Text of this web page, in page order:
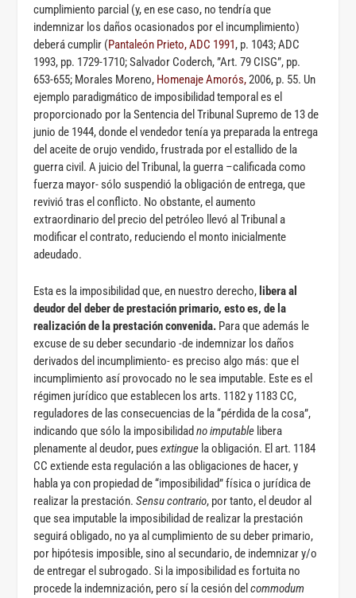
cumplimiento parcial (y, en ese caso, no tendría que
indemnizar los daños ocasionados por el incumplimiento)
deberá cumplir (Pantaleón Prieto, ADC 1991, p. 1043; ADC
1993, pp. 1729-1710; Salvador Coderch, ”Art. 79 CISG”, pp.
653-655; Morales Moreno, Homenaje Amorós,2006, p. 55. Un
ejemplo paradigmático de imposibilidad temporal es el
proporcionado por la Sentencia del Tribunal Supremo de 13 de
junio de 1944, donde el vendedor tenía ya preparada la entrega
del aceite de orujo vendido, frustrada por el estallido de la
guerra civil. A juicio del Tribunal, la guerra –calificada como
fuerza mayor- sólo suspendió la obligación de entrega, que
revivió tras el conflicto. No obstante, el aumento
extraordinario del precio del petróleo llevó al Tribunal a
modificar el contrato, reduciendo el monto inicialmente
adeudado.
Esta es la imposibilidad que, en nuestro derecho, libera al
deudor del deber de prestación primario, esto es, de la
realización de la prestación convenida. Para que además le
excuse de su deber secundario -de indemnizar los daños
derivados del incumplimiento- es preciso algo más: que el
incumplimiento así provocado no le sea imputable. Este es el
régimen jurídico que establecen los arts. 1182 y 1183 CC,
reguladores de las consecuencias de la “pérdida de la cosa”,
indicando que sólo la imposibilidadno imputable libera
plenamente al deudor, puesextingue la obligación. El art. 1184
CC extiende esta regulación a las obligaciones de hacer, y
habla ya con propiedad de “imposibilidad” física o jurídica de
realizar la prestación.Sensu contrario, por tanto, el deudor al
que sea imputable la imposibilidad de realizar la prestación
seguirá obligado, no ya al cumplimiento de su deber primario,
por hipótesis imposible, sino al secundario, de indemnizar y/o
de entregar el subrogado. Si la imposibilidad es fortuita no
procede la indemnización, pero sí la cesión delcommodum